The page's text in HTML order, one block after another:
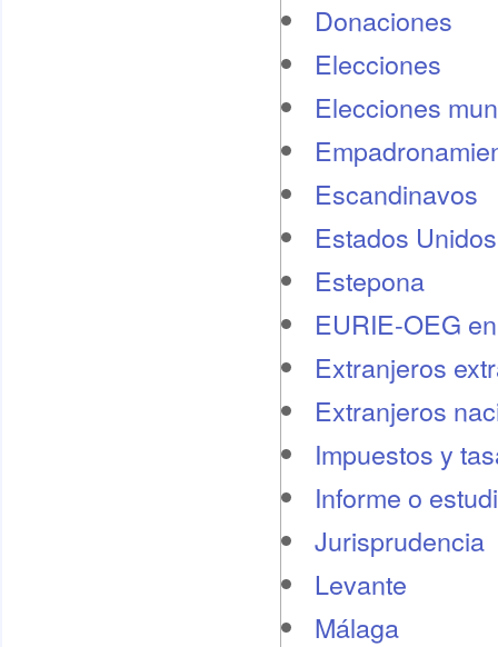
Donaciones
Elecciones
Elecciones
Escandinavos
Estados Unidos
Estepona
EURIE-OEG
Extranjeros
Extranjeros
Impuestos y
Informe o
Jurisprudencia
Levante
Málaga